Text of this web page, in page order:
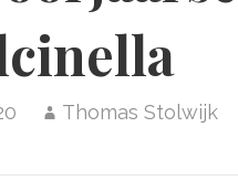
Thomas Stolwijk